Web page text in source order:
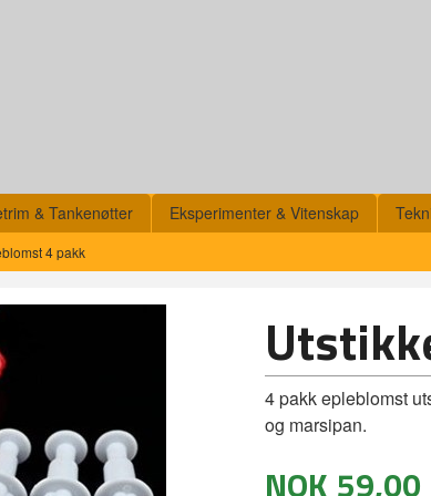
& Tankenøtter Eksperimenter & Vitenskap
4 pakk
4 pakk epleblomst
og marsipan.
NOK 59,00